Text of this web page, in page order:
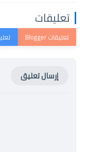
تعليقات
إرسال تعليق